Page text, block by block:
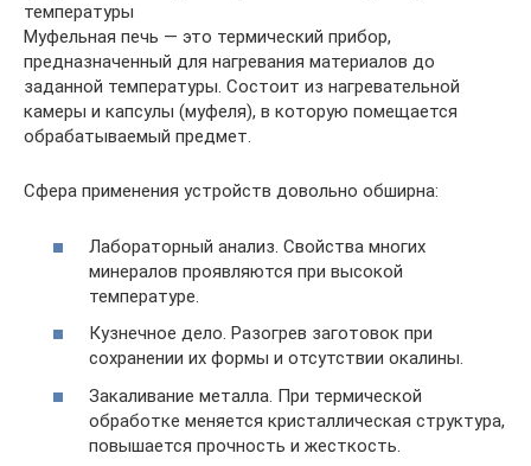
температуры
Муфельная печь — это термический прибор,
предназначенный для нагревания материалов до
заданной температуры. Состоит из нагревательной
камеры и капсулы (муфеля), в которую помещается
обрабатываемый предмет.
Сфера применения устройств довольно обширна:
Лабораторный анализ. Свойства многих
минералов проявляются при высокой
температуре.
Кузнечное дело. Разогрев заготовок при
сохранении их формы и отсутствии окалины.
Закаливание металла. При термической
обработке меняется кристаллическая структура,
повышается прочность и жесткость.